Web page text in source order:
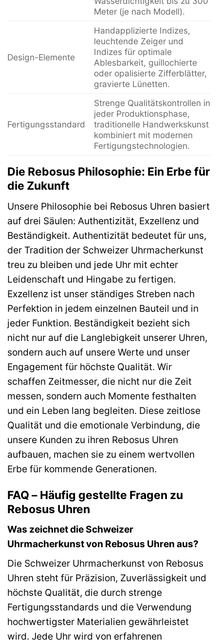
Meter (je nach Modell).
Design-Elemente
Handapplizierte Indizes,
leuchtende Zeiger und
Indizes für optimale
Ablesbarkeit, guillochierte
oder opalisierte Zifferblätter,
gravierte Lünetten.
Fertigungsstandard
Strenge Qualitätskontrollen in
jeder Produktionsphase,
traditionelle Handwerkskunst
kombiniert mit modernen
Fertigungstechnologien.
Die Rebosus Philosophie: Ein Erbe für
die Zukunft
Unsere Philosophie bei Rebosus Uhren basiert
auf drei Säulen: Authentizität, Exzellenz und
Beständigkeit. Authentizität bedeutet für uns,
der Tradition der Schweizer Uhrmacherkunst
treu zu bleiben und jede Uhr mit echter
Leidenschaft und Hingabe zu fertigen.
Exzellenz ist unser ständiges Streben nach
Perfektion in jedem einzelnen Bauteil und in
jeder Funktion. Beständigkeit bezieht sich
nicht nur auf die Langlebigkeit unserer Uhren,
sondern auch auf unsere Werte und unser
Engagement für höchste Qualität. Wir
schaffen Zeitmesser, die nicht nur die Zeit
messen, sondern auch Momente festhalten
und ein Leben lang begleiten. Diese zeitlose
Qualität und die emotionale Verbindung, die
unsere Kunden zu ihren Rebosus Uhren
aufbauen, machen sie zu einem wertvollen
Erbe für kommende Generationen.
FAQ – Häufig gestellte Fragen zu
Rebosus Uhren
Was zeichnet die Schweizer
Uhrmacherkunst von Rebosus Uhren aus?
Die Schweizer Uhrmacherkunst von Rebosus
Uhren steht für Präzision, Zuverlässigkeit und
höchste Qualität, die durch strenge
Fertigungsstandards und die Verwendung
hochwertigster Materialien gewährleistet
wird. Jede Uhr wird von erfahrenen